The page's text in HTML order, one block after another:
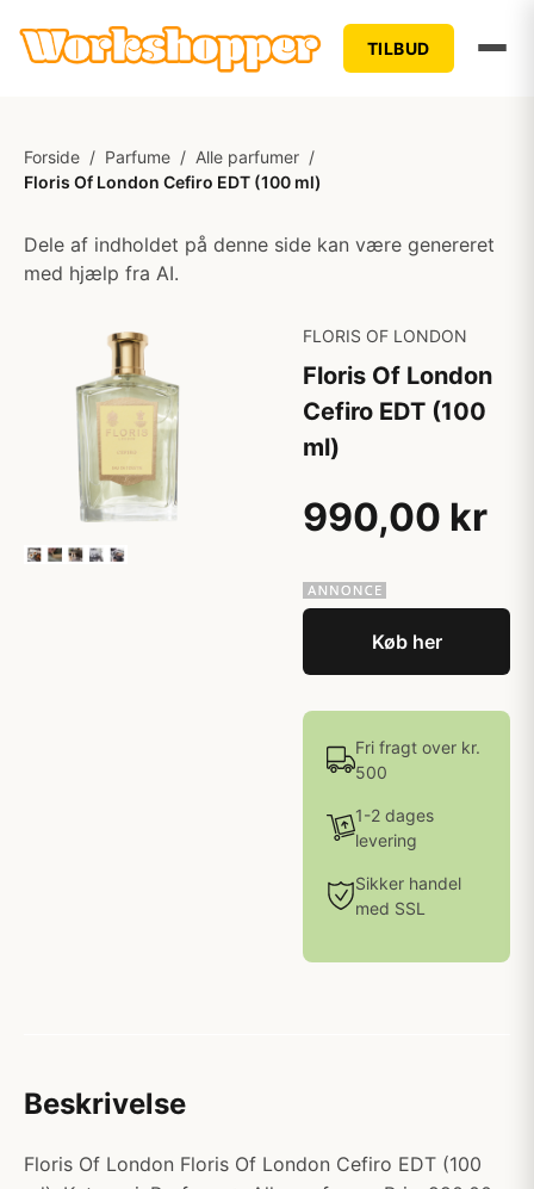
TILBUD
Forside / Parfume / Alle parfumer /
Floris Of London Cefiro EDT (100 ml)
Dele af indholdet på denne side kan være genereret
med hjælp fra AI.
FLORIS OF LONDON
Floris Of London
Cefiro EDT (100
ml)
990,00 kr
Køb her
Fri fragt over kr.
500
1-2 dages
levering
Sikker handel
med SSL
Beskrivelse
Floris Of London Floris Of London Cefiro EDT (100